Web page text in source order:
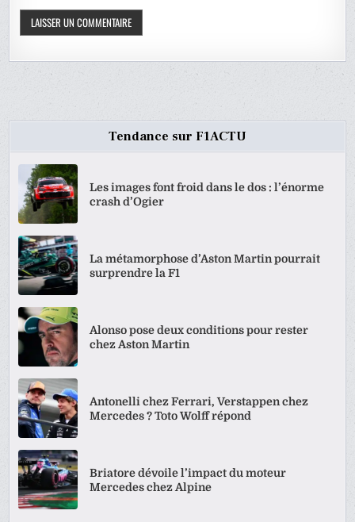
Tendance sur F1ACTU
Les images font froid dans le dos : l’énorme
crash d’Ogier
La métamorphose d’Aston Martin pourrait
surprendre la F1
Alonso pose deux conditions pour rester
chez Aston Martin
Antonelli chez Ferrari, Verstappen chez
Mercedes ? Toto Wolff répond
Briatore dévoile l’impact du moteur
Mercedes chez Alpine